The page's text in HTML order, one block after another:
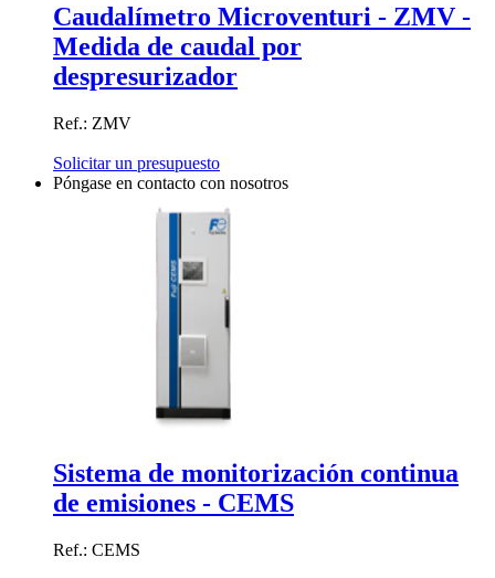
Caudalímetro Microventuri - ZMV -
Medida de caudal por
despresurizador
Ref.: ZMV
Solicitar un presupuesto
Póngase en contacto con nosotros
Sistema de monitorización continua
de emisiones - CEMS
Ref.: CEMS